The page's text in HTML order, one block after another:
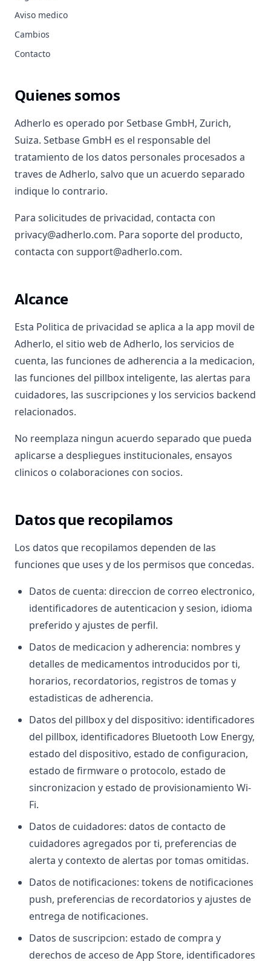
Aviso medico
Cambios
Contacto
Quienes somos
Adherlo es operado por Setbase GmbH, Zurich,
Suiza. Setbase GmbH es el responsable del
tratamiento de los datos personales procesados a
traves de Adherlo, salvo que un acuerdo separado
indique lo contrario.
Para solicitudes de privacidad, contacta con
privacy@adherlo.com. Para soporte del producto,
contacta con support@adherlo.com.
Alcance
Esta Politica de privacidad se aplica a la app movil de
Adherlo, el sitio web de Adherlo, los servicios de
cuenta, las funciones de adherencia a la medicacion,
las funciones del pillbox inteligente, las alertas para
cuidadores, las suscripciones y los servicios backend
relacionados.
No reemplaza ningun acuerdo separado que pueda
aplicarse a despliegues institucionales, ensayos
clinicos o colaboraciones con socios.
Datos que recopilamos
Los datos que recopilamos dependen de las
funciones que uses y de los permisos que concedas.
Datos de cuenta: direccion de correo electronico,
identificadores de autenticacion y sesion, idioma
preferido y ajustes de perfil.
Datos de medicacion y adherencia: nombres y
detalles de medicamentos introducidos por ti,
horarios, recordatorios, registros de tomas y
estadisticas de adherencia.
Datos del pillbox y del dispositivo: identificadores
del pillbox, identificadores Bluetooth Low Energy,
estado del dispositivo, estado de configuracion,
estado de firmware o protocolo, estado de
sincronizacion y estado de provisionamiento Wi-
Fi.
Datos de cuidadores: datos de contacto de
cuidadores agregados por ti, preferencias de
alerta y contexto de alertas por tomas omitidas.
Datos de notificaciones: tokens de notificaciones
push, preferencias de recordatorios y ajustes de
entrega de notificaciones.
Datos de suscripcion: estado de compra y
derechos de acceso de App Store, identificadores